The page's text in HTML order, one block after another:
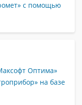
с помощью
Оптима»
на базе